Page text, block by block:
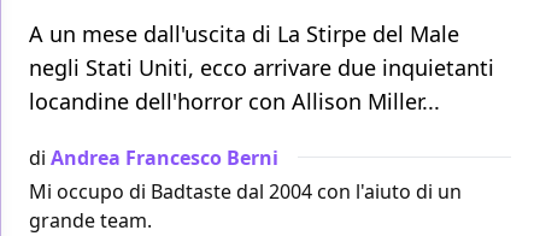
A un mese dall'uscita di La Stirpe del Male
negli Stati Uniti, ecco arrivare due inquietanti
locandine dell'horror con Allison Miller...
di Andrea Francesco Berni
Mi occupo di Badtaste dal 2004 con l'aiuto di un
grande team.